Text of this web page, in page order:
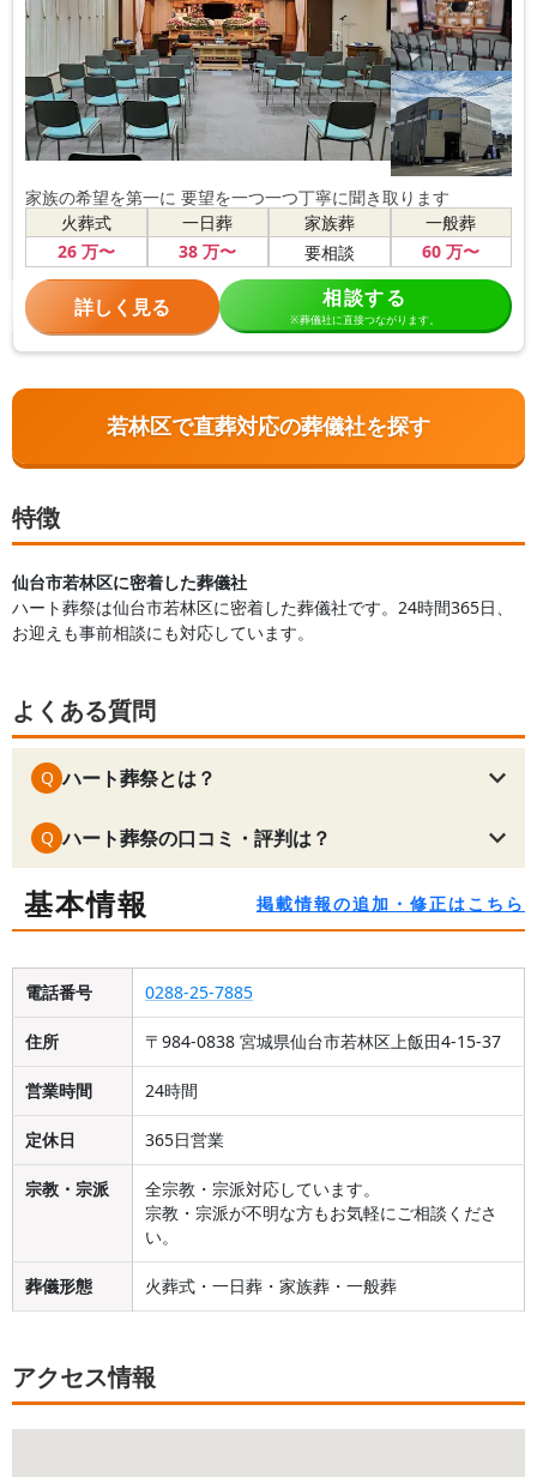
家族の希望を第一に 要望を一つ一つ丁寧に聞き取ります
火葬式
26万〜
一日葬
38 万〜
家族葬
要相談
一般葬
60 万〜
詳しく見る 相談する
※葬儀社に直接つながります。
若林区で直葬対応の葬儀社を探す
特徴
仙台市若林区に密着した葬儀社
ハート葬祭は仙台市若林区に密着した葬儀社です。24時間365日、
お迎えも事前相談にも対応しています。
よくある質問
Q ハート葬祭とは？
Q ハート葬祭の口コミ・評判は？
基本情報 掲載情報の追加・修正はこちら
電話番号 0288-25-7885
住所 〒984-0838 宮城県仙台市若林区上飯田4-15-37
営業時間 24時間
定休日 365日営業
宗教・宗派
全宗教・宗派対応しています。
宗教・宗派が不明な方もお気軽にご相談くださ
い。
葬儀形態 火葬式・一日葬・家族葬・一般葬
アクセス情報